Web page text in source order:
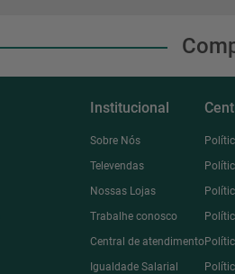
Institucional
Sobre Nós
Televendas
Nossas Lojas
Trabalhe conosco
Central de atendimento
Igualdade Salarial